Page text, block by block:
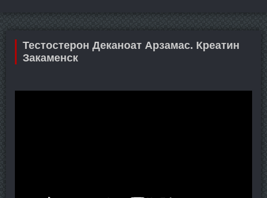
Тестостерон Деканоат Арзамас. Креатин
Закаменск